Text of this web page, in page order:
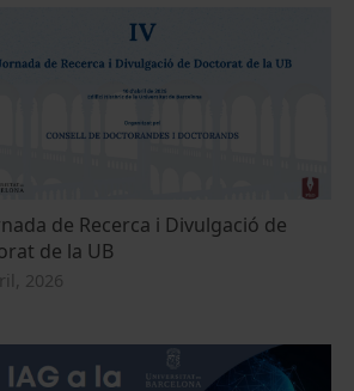
de Recerca i Divulgació de
de la UB
2026